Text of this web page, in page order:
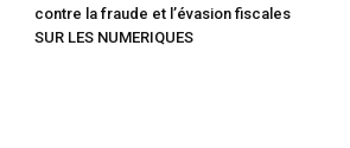
contre la fraude et l’évasion fiscales
SUR LES NUMERIQUES